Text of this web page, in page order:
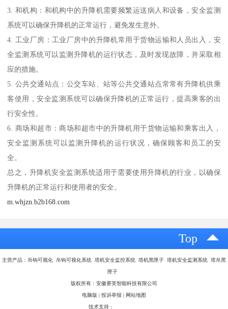
3. 和机构：和机构中的升降机需要频繁运送病人和设备，安全监测
系统可以确保升降机的正常运行，避免发生意外。
4. 工业厂房：工业厂房中的升降机常用于货物运输和人员出入，安
全监测系统可以监测升降机的运行状态，及时发现故障，并采取相
应的措施。
5. 公共交通站点：公交车站、站等公共交通站点常常有升降机供乘
客使用，安全监测系统可以确保升降机的正常运行，提高乘客的出
行安全性。
6. 商场和超市：商场和超市中的升降机用于货物运输和乘客出入，
安全监测系统可以监测升降机的运行状况，确保顾客和员工的安
全。
总之，升降机安全监测系统适用于需要使用升降机的行业，以确保
升降机的正常运行和使用者的安全。
m.whjzn.b2b168.com
Top
主营产品：吊钩可视化 吊钩可视化系统 塔机安全监控系统 塔机黑匣子 塔机安全监测系统 塔吊黑
匣子
版权所有：安徽赛芙智能科技有限公司
电脑版 投诉举报 网站地图
技术支持：